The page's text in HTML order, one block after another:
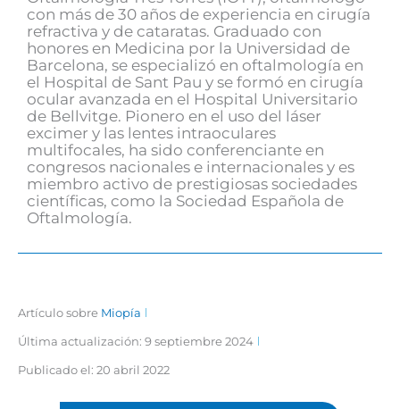
con más de 30 años de experiencia en cirugía
refractiva y de cataratas. Graduado con
honores en Medicina por la Universidad de
Barcelona, se especializó en oftalmología en
el Hospital de Sant Pau y se formó en cirugía
ocular avanzada en el Hospital Universitario
de Bellvitge. Pionero en el uso del láser
excimer y las lentes intraoculares
multifocales, ha sido conferenciante en
congresos nacionales e internacionales y es
miembro activo de prestigiosas sociedades
científicas, como la Sociedad Española de
Oftalmología.
Artículo sobre Miopía
Última actualización: 9 septiembre 2024
Publicado el: 20 abril 2022